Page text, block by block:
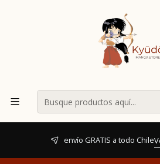
envío GRATIS a todo Chile